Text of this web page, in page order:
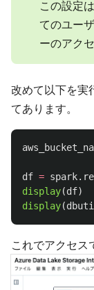
この設定
てのユー
ーのアク
改めて以下を実
てあります。
df = spark.
display(df)
display(
これでアクセス